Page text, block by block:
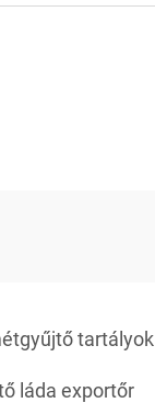
tartályok
láda exportőr